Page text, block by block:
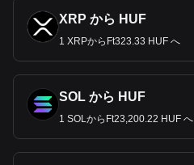
XRP から HUF
1 XRPからFt323.33 HUF へ
SOL から HUF
1 SOLからFt23,200.22 HUF へ